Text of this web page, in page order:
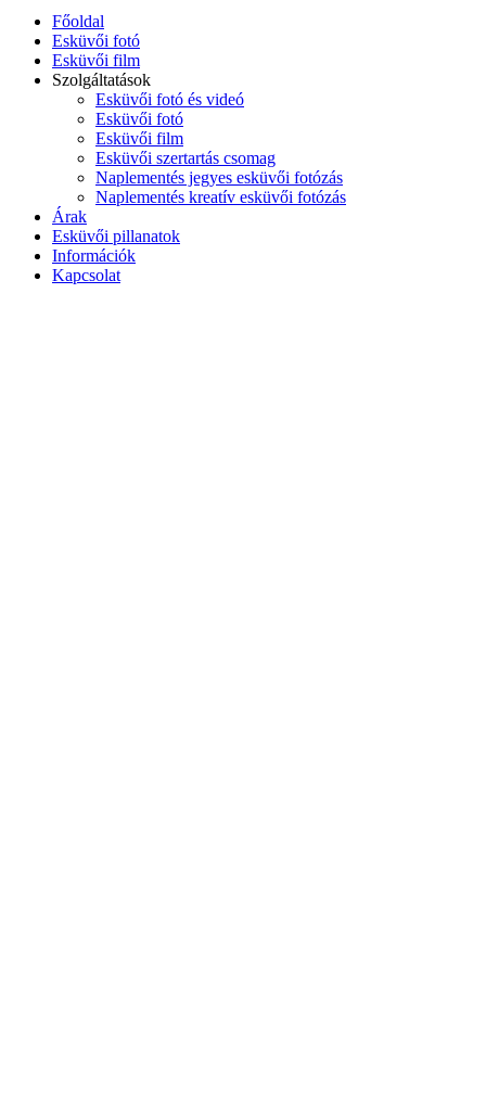
Főoldal
Esküvői fotó
Esküvői film
Szolgáltatások
Esküvői fotó és videó
Esküvői fotó
Esküvői film
Esküvői szertartás csomag
Naplementés jegyes esküvői fotózás
Naplementés kreatív esküvői fotózás
Árak
Esküvői pillanatok
Információk
Kapcsolat